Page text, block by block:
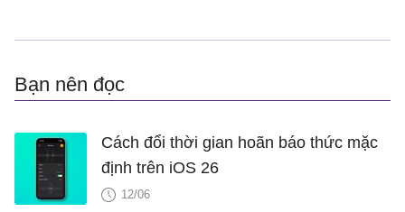
Bạn nên đọc
Cách đổi thời gian hoãn báo thức mặc
định trên iOS 26
12/06